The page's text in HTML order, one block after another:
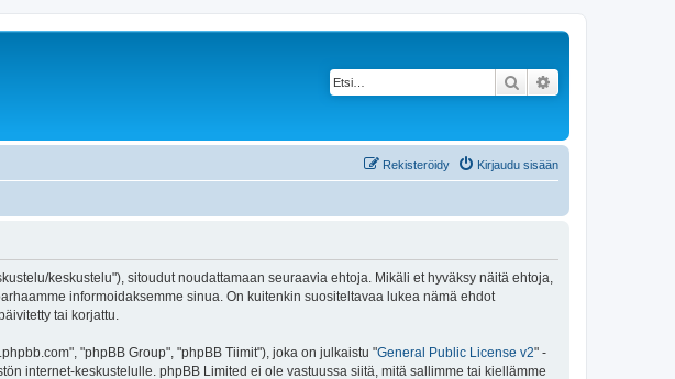
Etsi
Kirjaudu sisään
Rekisteröidy
keskustelu"), sitoudut noudattamaan seuraavia ehtoja. Mikäli et hyväksy näitä ehtoja,
informoidaksemme sinua. On kuitenkin suositeltavaa lukea nämä ehdot
tai korjattu.
"phpBB Group", "phpBB Tiimit"), joka on julkaistu "General Public License v2" -
internet-keskustelulle. phpBB Limited ei ole vastuussa siitä, mitä sallimme tai kiellämme